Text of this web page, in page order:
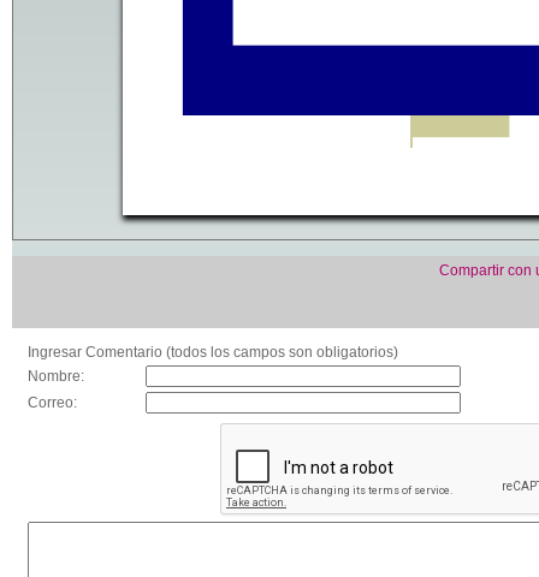
Compartir con
Ingresar Comentario (todos los campos son obligatorios)
Nombre:
Correo: